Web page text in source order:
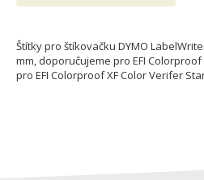
Štítky pro štíkovačku DYMO
mm, doporučujeme pro EFI
pro EFI Colorproof XF Color Verifer